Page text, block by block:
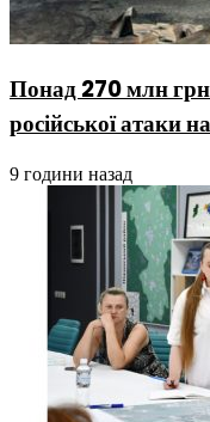
Понад 270 млн
російської атаки
9 години назад